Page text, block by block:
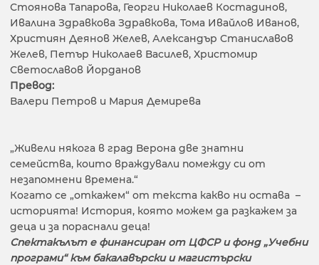
Стоянова Тапарова, Георги Николаев Костадинов,
Ивалина Здравкова Здравкова, Тома Ивайлов Иванов,
Християн Деянов Желев, Александър Станиславов
Желев, Петър Николаев Василев, Христомир
Светославов Йорданов
Превод:
Валери Петров и Мария Демирева
„Живели някога в град Верона две знатни
семейства, които враждували помежду си от
незапомнени времена.“
Когато се „откажем“ от текста какво ни остава –
историята! История, която можем да разкажем за
деца и за пораснали деца!
Спектакълът е финансиран от ЦФСР и фонд „Учебни
програми“ към бакалавърски и магистърски